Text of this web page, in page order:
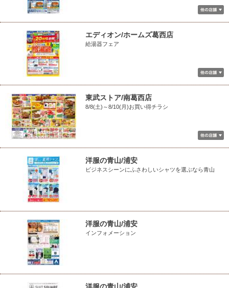
エディオン/ホームズ葛西店
給湯器フェア
東武ストア/南葛西店
8/8(土)～8/10(月)お買い得チラシ
洋服の青山/浦安
ビジネスシーンにふさわしいシャツを選ぶなら青山
洋服の青山/浦安
インフォメーション